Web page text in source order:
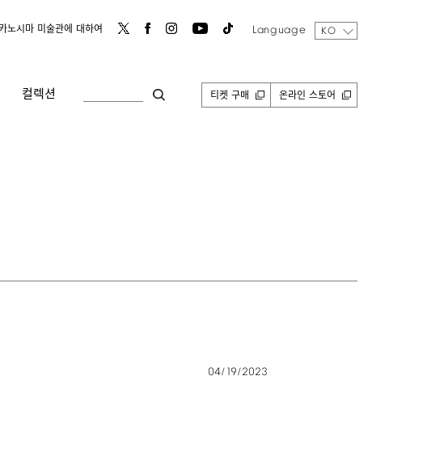
노시마 미술관에 대하여 Language KO
컬렉션 티켓 구매 온라인 스토어
04/19/2023